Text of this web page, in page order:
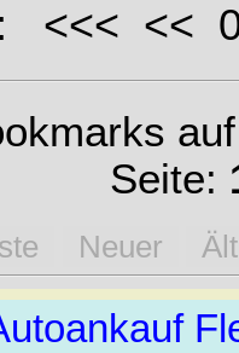
<<< <<
Seite:
Neuer